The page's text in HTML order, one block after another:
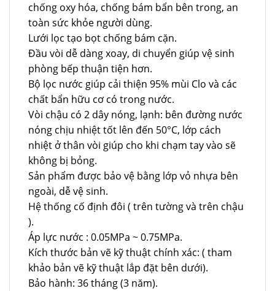
chống oxy hóa, chống bám bẩn bên trong, an
toàn sức khỏe người dùng.
Lưới lọc tạo bọt chống bám cặn.
Đầu vòi dễ dàng xoay, di chuyển giúp vệ sinh
phòng bếp thuận tiện hơn.
Bộ lọc nước giúp cải thiện 95% mùi Clo và các
chất bẩn hữu cơ có trong nước.
Vòi chậu có 2 dây nóng, lạnh: bên đường nước
nóng chịu nhiệt tốt lên đến 50°C, lớp cách
nhiệt ở thân vòi giúp cho khi chạm tay vào sẽ
không bị bỏng.
Sản phẩm được bảo vệ bằng lớp vỏ nhựa bên
ngoài, dễ vệ sinh.
Hệ thống cố định đôi ( trên tường và trên chậu
).
Áp lực nước : 0.05MPa ~ 0.75MPa.
Kích thước bản vẽ kỹ thuật chính xác: ( tham
khảo bản vẽ kỹ thuật lắp đặt bên dưới).
Bảo hành: 36 tháng (3 năm).